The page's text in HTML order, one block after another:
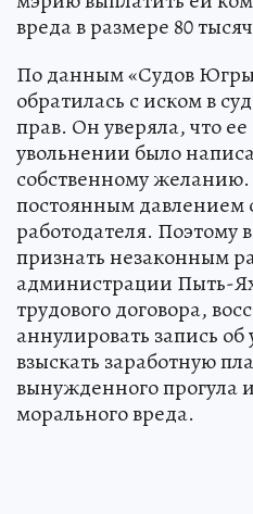
вреда в размере 80
По данным «Судов
обратилась с иском в
прав. Он уверяла, что
увольнении было
собственному
постоянным давлением
работодателя. Поэтому
признать незаконным
администрации Пыть-
трудового договора,
аннулировать запись
взыскать заработную
вынужденного прогула
морального вреда.